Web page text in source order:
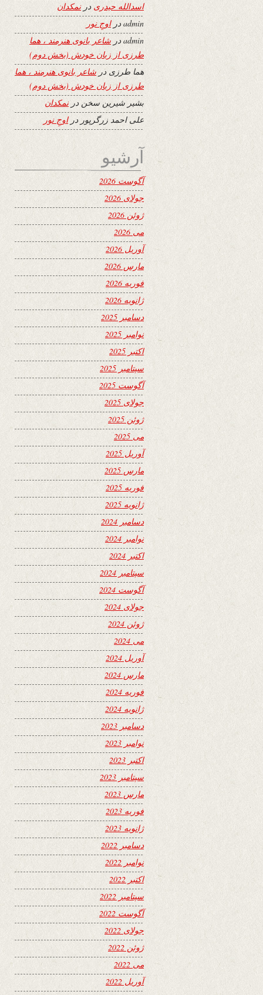
اسدالله حیدری درنمکدان
adminدراوجِ نور
adminدر شاعر بانوی هنرمند ، هما
طرزی از زبان خودش (بخش دوم)
هما طرزی در شاعر بانوی هنرمند ، هما
طرزی از زبان خودش (بخش دوم)
بشیر شیرین سخن درنمکدان
علی احمد زرگرپور دراوجِ نور
آرشیو
آگوست 2026
جولای 2026
ژوئن 2026
می 2026
آوریل 2026
مارس 2026
فوریه 2026
ژانویه 2026
دسامبر 2025
نوامبر 2025
اکتبر 2025
سپتامبر 2025
آگوست 2025
جولای 2025
ژوئن 2025
می 2025
آوریل 2025
مارس 2025
فوریه 2025
ژانویه 2025
دسامبر 2024
نوامبر 2024
اکتبر 2024
سپتامبر 2024
آگوست 2024
جولای 2024
ژوئن 2024
می 2024
آوریل 2024
مارس 2024
فوریه 2024
ژانویه 2024
دسامبر 2023
نوامبر 2023
اکتبر 2023
سپتامبر 2023
مارس 2023
فوریه 2023
ژانویه 2023
دسامبر 2022
نوامبر 2022
اکتبر 2022
سپتامبر 2022
آگوست 2022
جولای 2022
ژوئن 2022
می 2022
آوریل 2022